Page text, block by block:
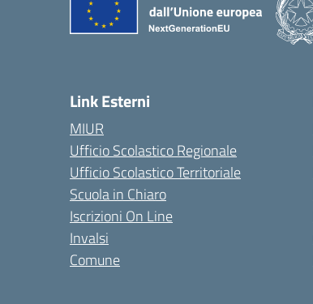
Link Esterni
MIUR
Ufficio Scolastico Regionale
Ufficio Scolastico Territoriale
Scuola in Chiaro
Iscrizioni On Line
Invalsi
Comune